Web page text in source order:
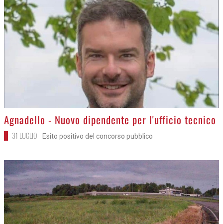
>
Agnadello - Nuovo dipendente per l'ufficio tecnico
31 LUGLIO Esito positivo del concorso pubblico